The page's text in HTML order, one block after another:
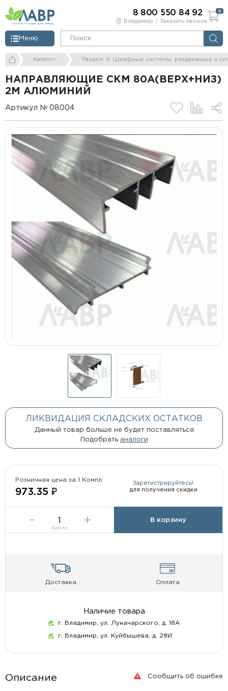
Владимир Заказать звонок
Меню
8 800 550 84 92 0
Каталог Раздел: 9. Шкафные системы: раздвижные и
НАПРАВЛЯЮЩИЕ СКМ 80А(ВЕРХ+НИЗ)
2М АЛЮМИНИЙ
Артикул № 08004
ЛИКВИДАЦИЯ СКЛАДСКИХ ОСТАТКОВ
Данный товар больше не будет поставляться
Подобрать аналоги
Розничная цена за 1 Компл:
973.35 ₽
Зарегистрируйтесь!
для получения скидки
Компл
В корзину
Доставка Оплата
Наличие товара
г. Владимир, ул. Луначарского, д. 18А
г. Владимир, ул. Куйбышева, д. 28И
Сообщить об ошибке
Описание